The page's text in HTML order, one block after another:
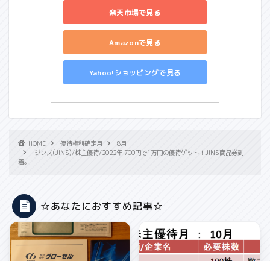
楽天市場で見る
Amazonで見る
Yahoo!ショッピングで見る
HOME 優待権利確定月
8月
ジンズ(JINS)/株主優待/2022年 700円で1万円の優待ゲット！JINS商品券到
着。
☆あなたにおすすめ記事☆